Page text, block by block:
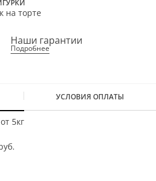
на торте
Наши гарантии
Подробнее
УСЛОВИЯ ОПЛАТЫ
5кг